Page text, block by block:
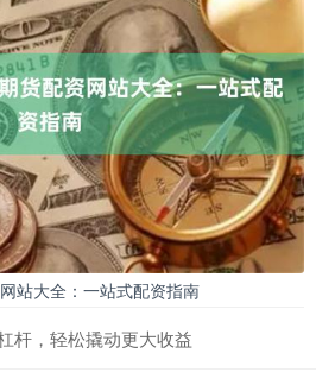
站大全：一站式配资指南
杆，轻松撬动更大收益